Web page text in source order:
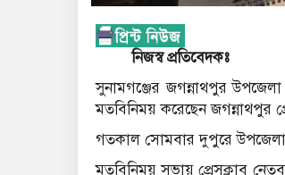
নিজস্ব প্রতিবেদকঃ
সুনামগঞ্জের জগন্নাথপুর উপজেলা
মতবিনিময় করেছেন জগন্নাথপুর
গতকাল সোমবার দুপুরে উপজেলা
মতবিনিময় সভায় প্রেসক্লাব